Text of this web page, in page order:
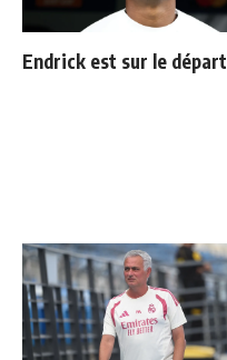
Endrick est sur le départ